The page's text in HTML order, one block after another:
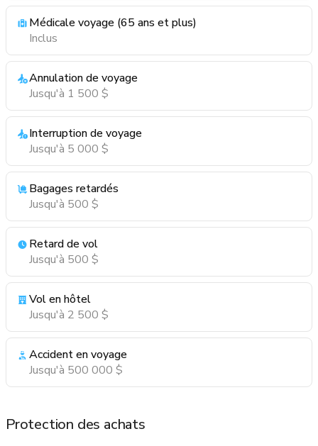
Médicale voyage (65 ans et plus)
Inclus
Annulation de voyage
Jusqu'à 1 500 $
Interruption de voyage
Jusqu'à 5 000 $
Bagages retardés
Jusqu'à 500 $
Retard de vol
Jusqu'à 500 $
Vol en hôtel
Jusqu'à 2 500 $
Accident en voyage
Jusqu'à 500 000 $
Protection des achats